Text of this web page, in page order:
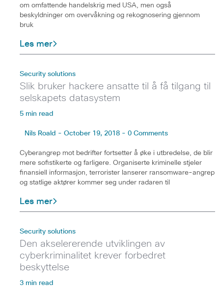
om omfattende handelskrig med USA, men også
beskyldninger om overvåkning og rekognosering gjennom
bruk
Les mer
Security solutions
Slik bruker hackere ansatte til å få tilgang til
selskapets datasystem
5 min read
Nils Roald - October 19, 2018 - 0 Comments
Cyberangrep mot bedrifter fortsetter å øke i utbredelse, de blir
mere sofistikerte og farligere. Organiserte kriminelle stjeler
finansiell informasjon, terrorister lanserer ransomware-angrep
og statlige aktører kommer seg under radaren til
Les mer
Security solutions
Den akselererende utviklingen av
cyberkriminalitet krever forbedret
beskyttelse
3 min read